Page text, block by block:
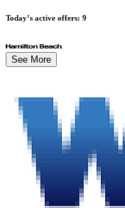
Today’s active offers: 9
See More